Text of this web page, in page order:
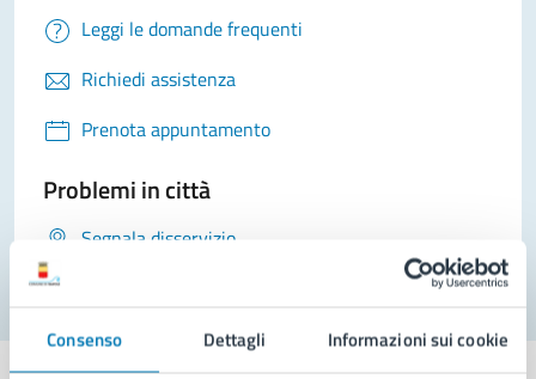
Consenso Dettagli Informazioni sui cookie
Leggi le domande frequenti
Richiedi assistenza
Prenota appuntamento
Problemi in città
Segnala disservizio